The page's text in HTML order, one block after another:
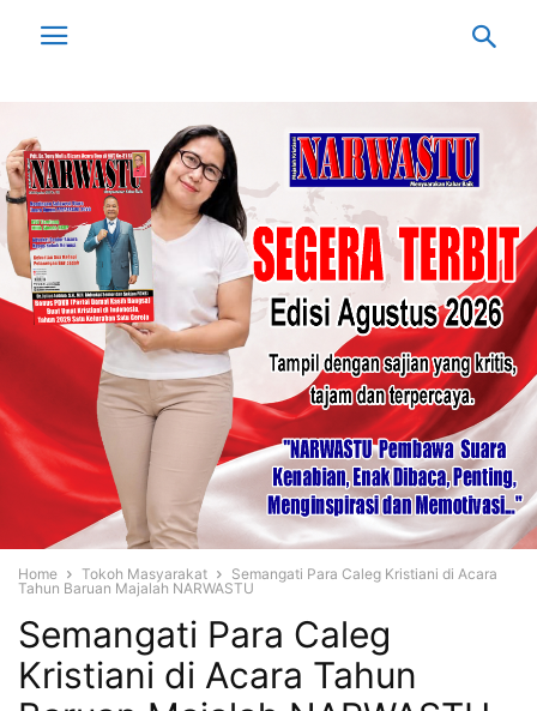
Home Tokoh Masyarakat
Semangati Para Caleg Kristiani di Acara
Tahun Baruan Majalah NARWASTU
Semangati Para Caleg
Kristiani di Acara Tahun